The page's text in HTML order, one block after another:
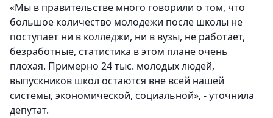
«Мы в правительстве много говорили о том, что
большое количество молодежи после школы не
поступает ни в колледжи, ни в вузы, не работает,
безработные, статистика в этом плане очень
плохая. Примерно 24 тыс. молодых людей,
выпускников школ остаются вне всей нашей
системы, экономической, социальной», - уточнила
депутат.